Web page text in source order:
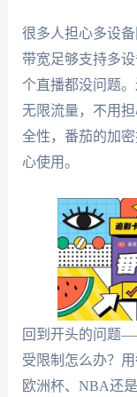
很多人担心多设备
带宽足够支持多
个直播都没问题
无限流量，不用
全性，番茄的加
心使用。
回到开头的问题
受限制怎么办？用
欧洲杯、NBA还